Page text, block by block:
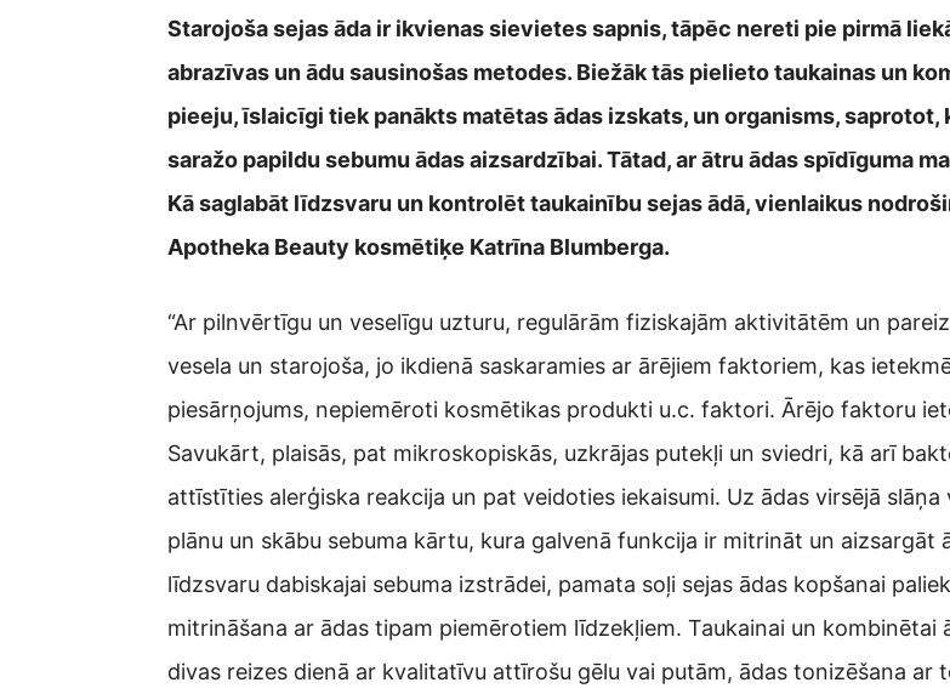
Starojoša sejas āda ir ikvienas sievietes sapnis, tāpēc nereti pie pirmā
abrazīvas un ādu sausinošas metodes. Biežāk tās pielieto taukainas un
pieeju, īslaicīgi tiek panākts matētas ādas izskats, un organisms,
saražo papildu sebumu ādas aizsardzībai. Tātad, ar ātru ādas spīdīguma
Kā saglabāt līdzsvaru un kontrolēt taukainību sejas ādā, vienlaikus
Apotheka Beauty kosmētiķe Katrīna Blumberga.
“Ar pilnvērtīgu un veselīgu uzturu, regulārām fiziskajām aktivitātēm un
vesela un starojoša, jo ikdienā saskaramies ar ārējiem faktoriem, kas
piesārņojums, nepiemēroti kosmētikas produkti u.c. faktori. Ārējo faktoru
Savukārt, plaisās, pat mikroskopiskās, uzkrājas putekļi un sviedri, kā arī
attīstīties alerģiska reakcija un pat veidoties iekaisumi. Uz ādas virsējā
plānu un skābu sebuma kārtu, kura galvenā funkcija ir mitrināt un aizsargāt
līdzsvaru dabiskajai sebuma izstrādei, pamata soļi sejas ādas kopšanai
mitrināšana ar ādas tipam piemērotiem līdzekļiem. Taukainai un kombinētai
divas reizes dienā ar kvalitatīvu attīrošu gēlu vai putām, ādas tonizēšana